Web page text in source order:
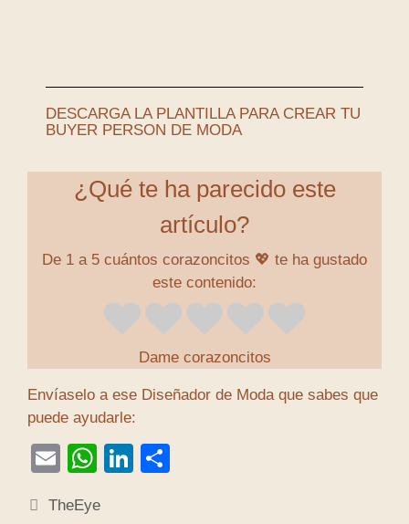
DESCARGA LA PLANTILLA PARA CREAR TU
BUYER PERSON DE MODA
¿Qué te ha parecido este
artículo?
De 1 a 5 cuántos corazoncitos 💖 te ha gustado
este contenido:
Dame corazoncitos
Envíaselo a ese Diseñador de Moda que sabes que
puede ayudarle:
E
ail
W
at
Li
TheEye